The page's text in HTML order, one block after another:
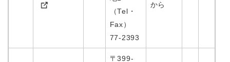
（Tel・
Fax）
77-2393
から
〒399-